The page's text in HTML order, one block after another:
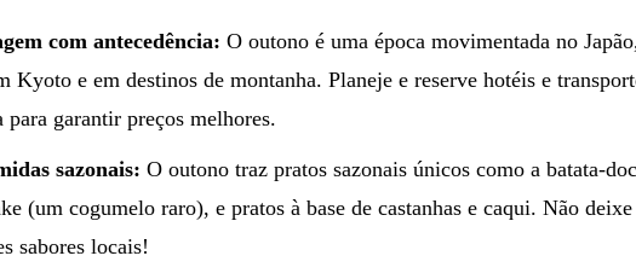
com antecedência: O outono é uma época movimentada no Japão,
Kyoto e em destinos de montanha. Planeje e reserve hotéis e
para garantir preços melhores.
sazonais: O outono traz pratos sazonais únicos como a batata-
(um cogumelo raro), e pratos à base de castanhas e caqui. Não
sabores locais!